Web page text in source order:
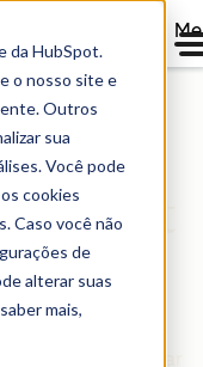
da HubSpot.
o nosso site e
Outros
sua
Você pode
cookies
Caso você não
de
alterar suas
mais,
de
guias, templates,